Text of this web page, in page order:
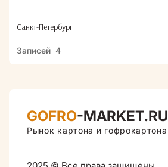
Санкт-Петербург
Записей 4
GOFRO-MARKET.RU
Рынок картона и гофрокартона